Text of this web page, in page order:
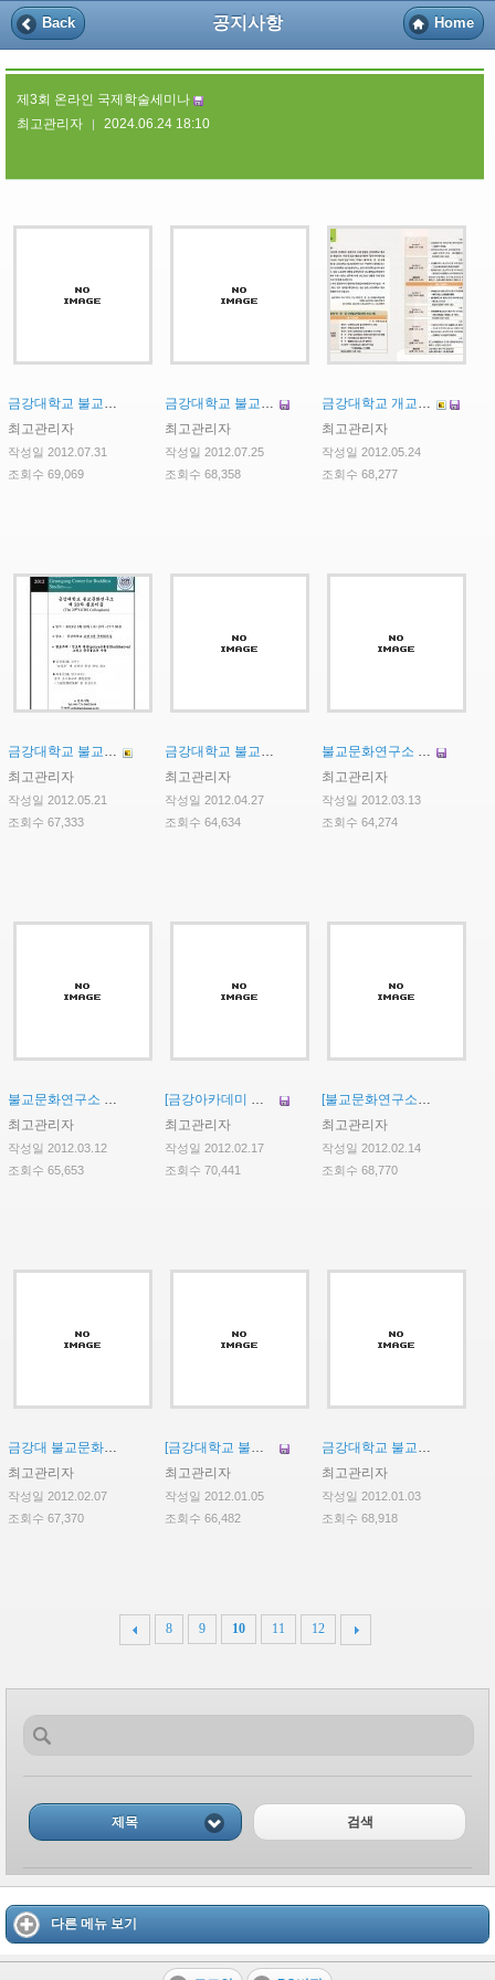
Back 공지사항 Home
제3회 온라인 국제학술세미나
최고관리자
2024.06.24 18:10
금강대학교 불교문화연구소 HK연구센터 초청강연회 및 좌담회 개최
최고관리자
작성일 2012.07.31
조회수 69,069
금강대학교 불교문화연구소 HK연구센터 HK연구교수 초빙
최고관리자
작성일 2012.07.25
조회수 68,358
금강대학교 개교10주년 기념 제1회 한∙ 중∙일 국제불교학술대회 개최안내
최고관리자
작성일 2012.05.24
조회수 68,277
금강대학교 불교문화연구소 제20차 콜로키움 안내
최고관리자
작성일 2012.05.21
조회수 67,333
금강대학교 불교문화연구소 HK연구사업단 공동강독 연구물 성과발표회 안내
최고관리자
작성일 2012.04.27
조회수 64,634
불교문화연구소 연구보조원 추가선발 안내
최고관리자
작성일 2012.03.13
조회수 64,274
불교문화연구소 HK연구센터 제5회 ‘법화신앙 원류’ 국내학술대회 개최안내
최고관리자
작성일 2012.03.12
조회수 65,653
[금강아카데미 제3회 시민을 위한 전문 강좌: 산스끄리뜨 고전과의 대화]
최고관리자
작성일 2012.02.17
조회수 70,441
[불교문화연구소 HK연구센터 금강대-동경대 공동 세미나 개최안내]
최고관리자
작성일 2012.02.14
조회수 68,770
금강대 불교문화연구소 산스크리트어 전문강좌 관련 안내문
최고관리자
작성일 2012.02.07
조회수 67,370
[금강대학교 불교문화연구소 HK연구교수(외국인) 초빙 공고]
최고관리자
작성일 2012.01.05
조회수 66,482
금강대학교 불교문화연구소 제2회 산스크리트어 전문강좌 개설 안내
최고관리자
작성일 2012.01.03
조회수 68,918
8 9 10 11 12
제목 검색
다른 메뉴 보기